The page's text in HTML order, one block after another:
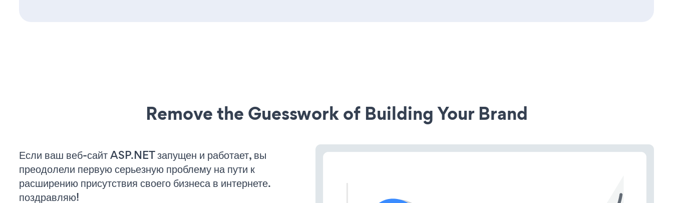
Remove the Guesswork of Building Your Brand
Если ваш веб-сайт ASP.NET запущен и работает, вы
преодолели первую серьезную проблему на пути к
расширению присутствия своего бизнеса в интернете.
поздравляю!